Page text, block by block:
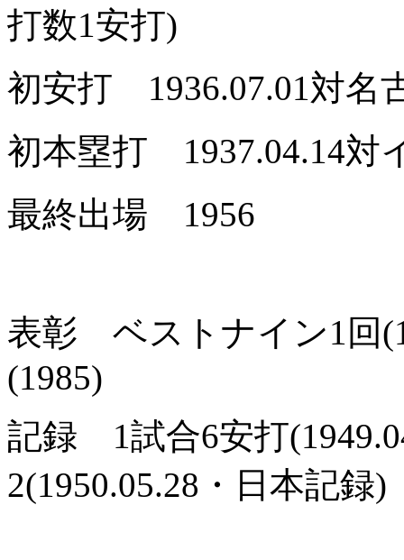
打数1安打)
初安打 1936.07.01対名
初本塁打 1937.04.14対
最終出場 1956
表彰 ベストナイン1回
(1985)
記録 1試合6安打
2(1950.05.28・日本記